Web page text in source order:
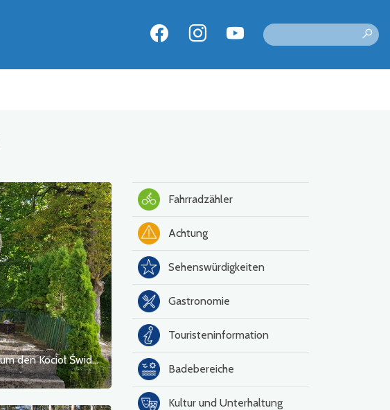
Denkmal für die Kämpfe um den Kocioł Świdwiński in Przyrzecze
Fahrradzähler
Achtung
Sehenswürdigkeiten
Gastronomie
Touristeninformation
Badebereiche
Kultur und Unterhaltung